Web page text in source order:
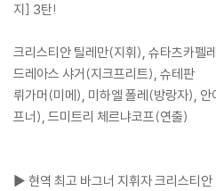
지] 3탄!
크리스티안 틸레만(지휘), 슈타츠카펠
드레아스 샤거(지크프리트), 슈테판
뤼가머(미메), 미하엘 폴레(방랑자),
프너), 드미트리 체르냐코프(연출)
▶ 현역 최고 바그너 지휘자 크리스티안